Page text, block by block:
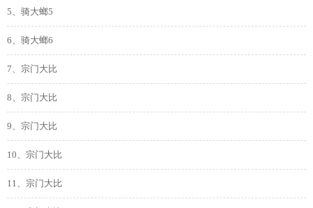
5、骑大螂5
6、骑大螂6
7、宗门大比
8、宗门大比
9、宗门大比
10、宗门大比
11、宗门大比